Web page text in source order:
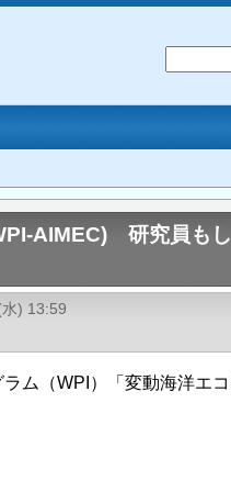
AIMEC) 研究員も
) 13:59
ム（WPI）「変動海洋エ